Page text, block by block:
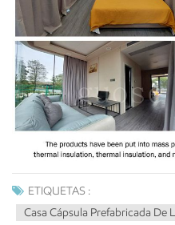
ETIQUETAS :
Casa Cápsula Prefabricada De